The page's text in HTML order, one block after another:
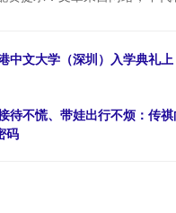
中文大学（深圳）入学典礼
待不慌、带娃出行不烦：传
码